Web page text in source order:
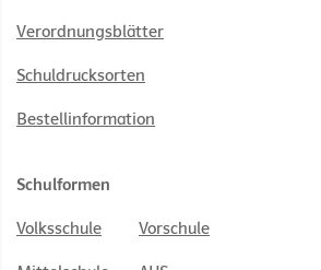
Verordnungsblätter
Schuldrucksorten
Bestellinformation
Schulformen
Volksschule Vorschule